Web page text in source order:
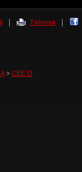
Tisknout
> CEE´D